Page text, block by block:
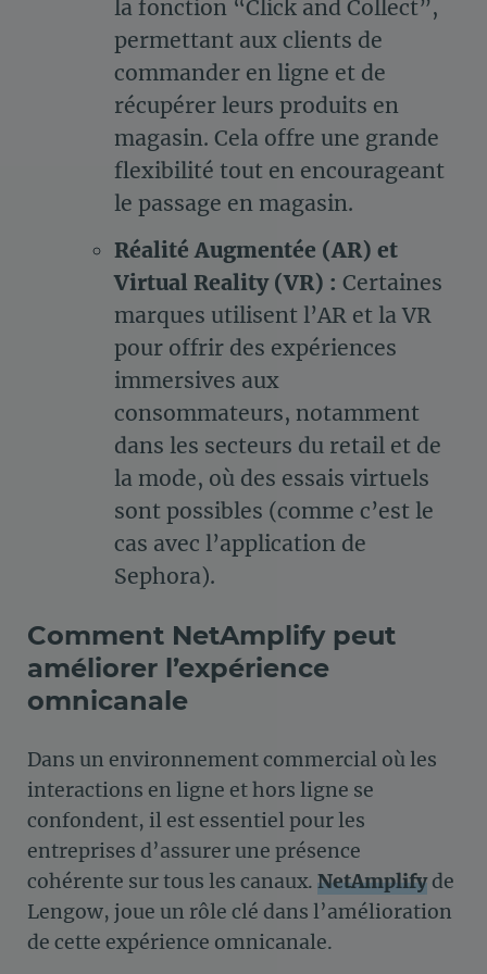
la fonction “Click and Collect”,
permettant aux clients de
commander en ligne et de
récupérer leurs produits en
magasin. Cela offre une grande
flexibilité tout en encourageant
le passage en magasin.
Réalité Augmentée (AR) et
Virtual Reality (VR) : Certaines
marques utilisent l’AR et la VR
pour offrir des expériences
immersives aux
consommateurs, notamment
dans les secteurs du retail et de
la mode, où des essais virtuels
sont possibles (comme c’est le
cas avec l’application de
Sephora).
Comment NetAmplify peut
améliorer l’expérience
omnicanale
Dans un environnement commercial où les
interactions en ligne et hors ligne se
confondent, il est essentiel pour les
entreprises d’assurer une présence
cohérente sur tous les canaux. NetAmplify de
Lengow, joue un rôle clé dans l’amélioration
de cette expérience omnicanale.